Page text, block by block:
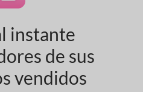
instante
de sus
vendidos